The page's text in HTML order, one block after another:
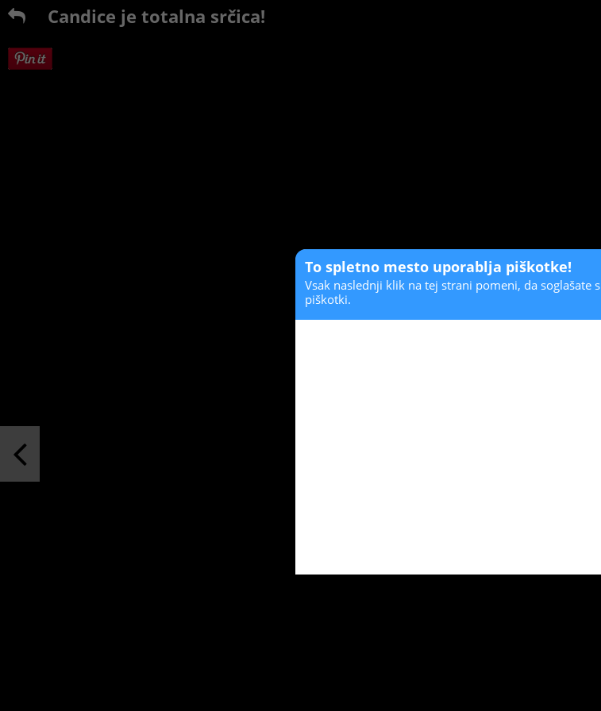
Candice je totalna srčica!
To spletno mesto uporablja piškotke!
Vsak naslednji klik na tej strani pomeni, da soglašate s
piškotki.